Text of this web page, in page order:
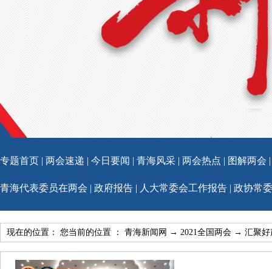
专题首页 | 两会速递 | 今日要闻 | 青海风采 | 两会热点 | 图解两会
青海代表委员在两会 | 政府报告 | 人大常委会工作报告 | 政协常
现在的位置： 您当前的位置 ： 青海新闻网 → 2021全国两会 → 汇聚好